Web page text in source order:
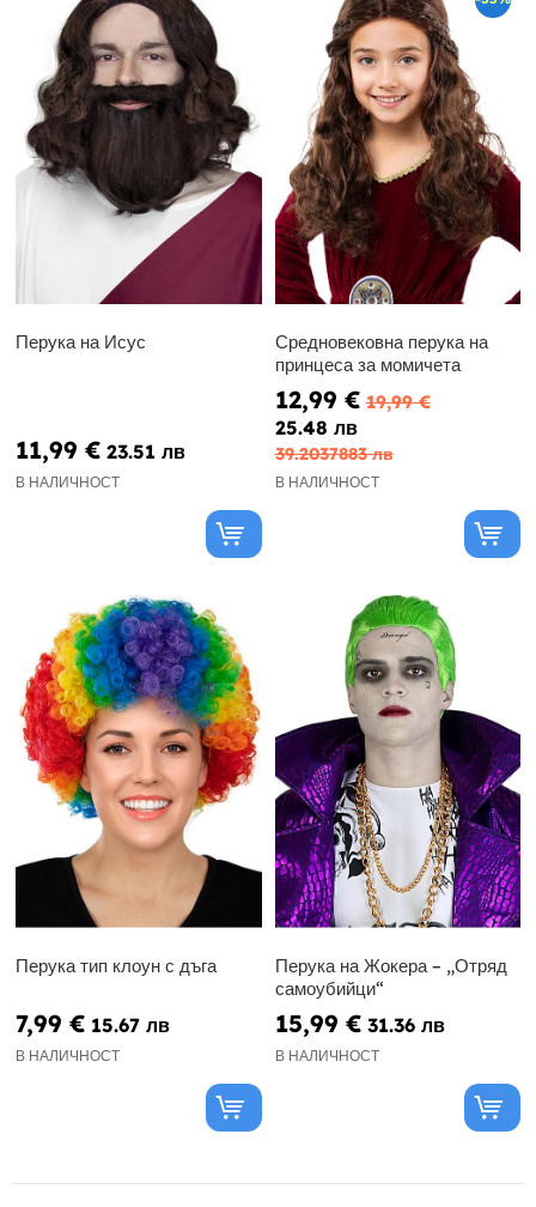
Перука на Исус
11,99 € 23.51 лв
В НАЛИЧНОСТ
Средновековна перука на
принцеса за момичета
12,99 € 19,99 €
25.48 лв
39.2037883 лв
В НАЛИЧНОСТ
Перука тип клоун с дъга
7,99 € 15.67 лв
В НАЛИЧНОСТ
Перука на Жокера – „Отряд
самоубийци“
15,99 € 31.36 лв
В НАЛИЧНОСТ